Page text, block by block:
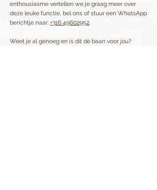
enthousiasme vertellen we je graag meer over
deze leuke functie, bel ons of stuur een WhatsApp
berichtje naar: +316 49602952.
Weet je al genoeg en is dit dé baan voor jou?